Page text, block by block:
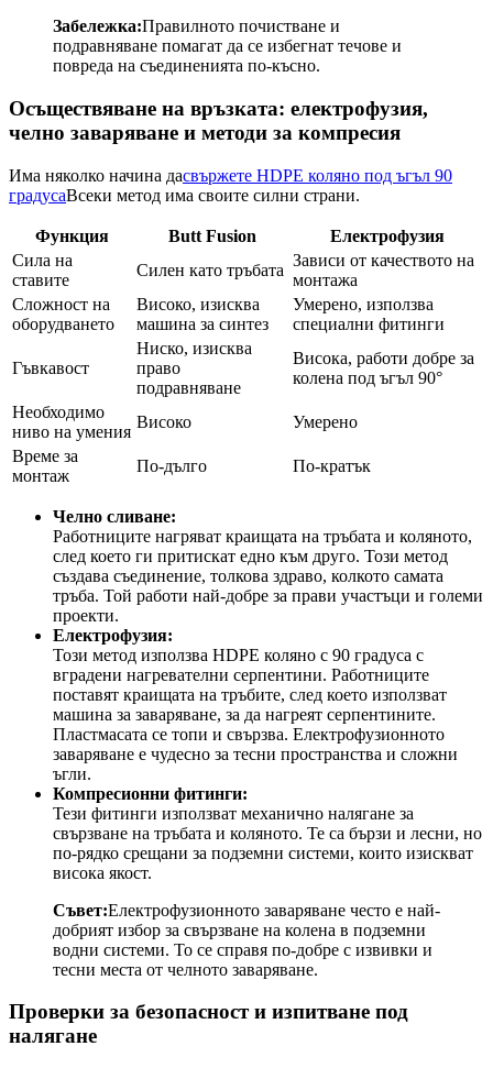
Забележка:Правилното почистване и
подравняване помагат да се избегнат течове и
повреда на съединенията по-късно.
Осъществяване на връзката: електрофузия,
челно заваряване и методи за компресия
Има няколко начина дасвържете HDPE коляно под ъгъл 90
градусаВсеки метод има своите силни страни.
Функция Butt Fusion
Електрофузия
Сила на
ставите
Силен като тръбата
Зависи от качеството на
монтажа
Сложност на
оборудването
Високо, изисква
машина за синтез
Умерено, използва
специални фитинги
Гъвкавост
Ниско, изисква
право
подравняване
Висока, работи добре за
колена под ъгъл 90°
Необходимо
ниво на умения
Високо
Умерено
Време за
монтаж
По-дълго По-кратък
Челно сливане:
Работниците нагряват краищата на тръбата и коляното,
след което ги притискат едно към друго. Този метод
създава съединение, толкова здраво, колкото самата
тръба. Той работи най-добре за прави участъци и големи
проекти.
Електрофузия:
Този метод използва HDPE коляно с 90 градуса с
вградени нагревателни серпентини. Работниците
поставят краищата на тръбите, след което използват
машина за заваряване, за да нагреят серпентините.
Пластмасата се топи и свързва. Електрофузионното
заваряване е чудесно за тесни пространства и сложни
ъгли.
Компресионни фитинги:
Тези фитинги използват механично налягане за
свързване на тръбата и коляното. Те са бързи и лесни, но
по-рядко срещани за подземни системи, които изискват
висока якост.
Съвет:Електрофузионното заваряване често е най-
добрият избор за свързване на колена в подземни
водни системи. То се справя по-добре с извивки и
тесни места от челното заваряване.
Проверки за безопасност и изпитване под
налягане